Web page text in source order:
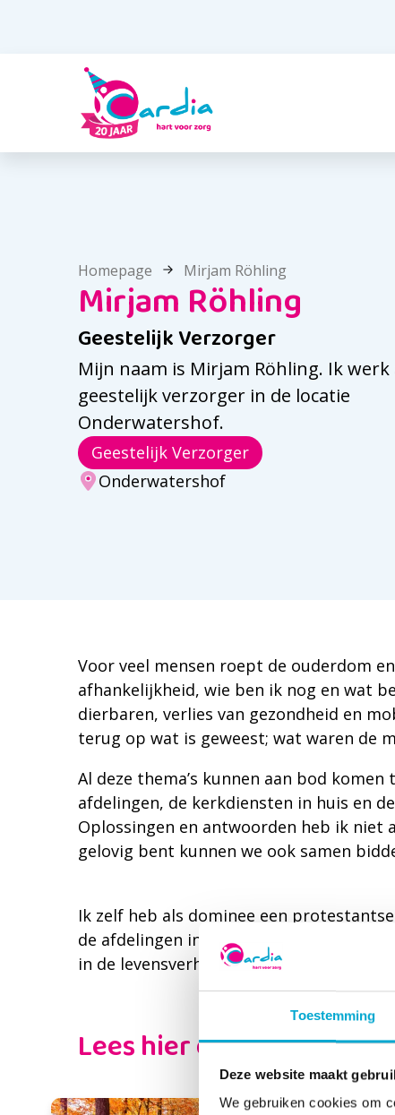
Toestemming
Deze website maakt
We gebruiken cookies om
Homepage Mirjam Röhling
Mirjam Röhling
Geestelijk Verzorger
Mijn naam is Mirjam Röhling. Ik werk
geestelijk verzorger in de locatie
Onderwatershof.
Geestelijk Verzorger
Onderwatershof
Voor veel mensen roept de ouderdom
afhankelijkheid, wie ben ik nog en wat
dierbaren, verlies van gezondheid en
terug op wat is geweest; wat waren de
Al deze thema’s kunnen aan bod
afdelingen, de kerkdiensten in huis en
Oplossingen en antwoorden heb ik niet
gelovig bent kunnen we ook samen
Ik zelf heb als dominee een
de afdelingen in Onderwatershof ben,
in de levensverhalen en de
Lees hier de columns